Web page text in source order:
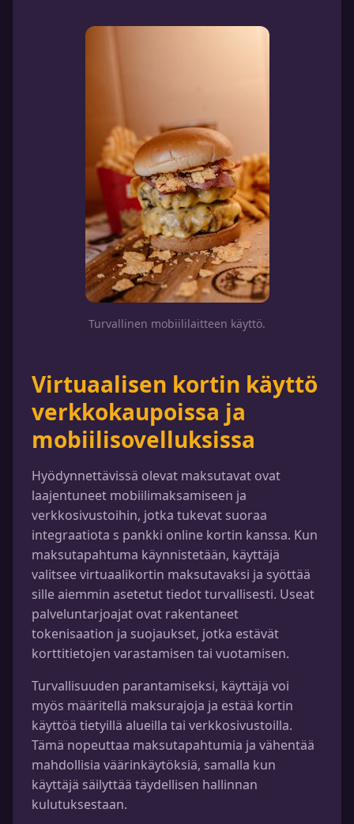
Turvallinen mobiililaitteen käyttö.
Virtuaalisen kortin käyttö
verkkokaupoissa ja
mobiilisovelluksissa
Hyödynnettävissä olevat maksutavat ovat
laajentuneet mobiilimaksamiseen ja
verkkosivustoihin, jotka tukevat suoraa
integraatiota s pankki online kortin kanssa. Kun
maksutapahtuma käynnistetään, käyttäjä
valitsee virtuaalikortin maksutavaksi ja syöttää
sille aiemmin asetetut tiedot turvallisesti. Useat
palveluntarjoajat ovat rakentaneet
tokenisaation ja suojaukset, jotka estävät
korttitietojen varastamisen tai vuotamisen.
Turvallisuuden parantamiseksi, käyttäjä voi
myös määritellä maksurajoja ja estää kortin
käyttöä tietyillä alueilla tai verkkosivustoilla.
Tämä nopeuttaa maksutapahtumia ja vähentää
mahdollisia väärinkäytöksiä, samalla kun
käyttäjä säilyttää täydellisen hallinnan
kulutuksestaan.